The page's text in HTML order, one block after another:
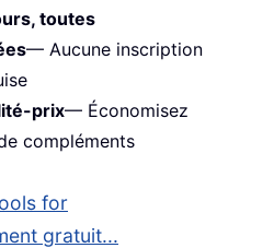
toutes
— Aucune inscription
prix— Économisez
compléments
for
gratuit...